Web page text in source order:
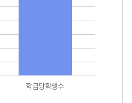
학급당학생수